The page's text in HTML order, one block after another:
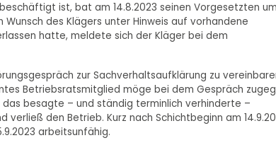
ist, bat am 14.8.2023 seinen Vorgesetzten um
des Klägers unter Hinweis auf vorhandene
hatte, meldete sich der Kläger bei dem
zur Sachverhaltsaufklärung zu
Betriebsratsmitglied möge bei dem Gespräch
besagte – und ständig terminlich verhinderte –
den Betrieb. Kurz nach Schichtbeginn am
arbeitsunfähig.